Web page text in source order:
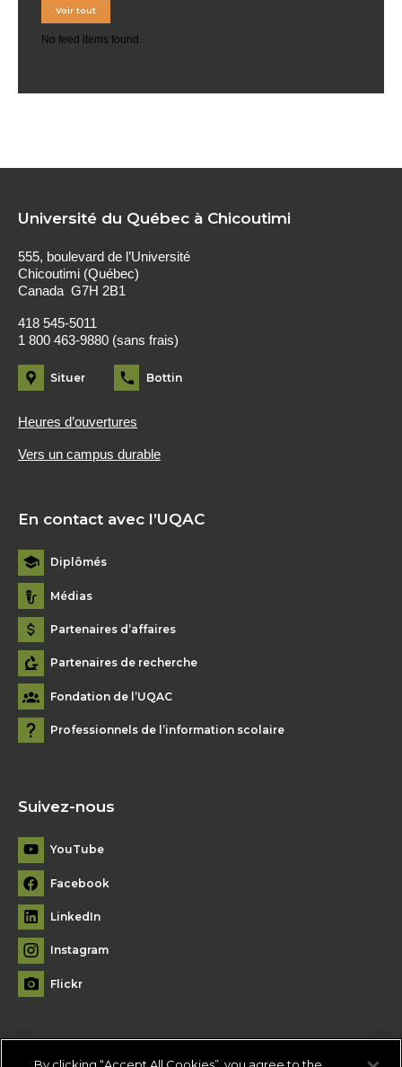
Voir tout
No feed items found.
Université du Québec à Chicoutimi
555, boulevard de l’Université
Chicoutimi (Québec)
Canada G7H 2B1
418 545-5011
1 800 463-9880 (sans frais)
Situer Bottin
Heures d’ouvertures
Vers un campus durable
En contact avec l’UQAC
Diplômés
Médias
Partenaires d’affaires
Partenaires de recherche
Fondation de l’UQAC
Professionnels de l’information scolaire
Suivez-nous
YouTube
Facebook
LinkedIn
Instagram
Flickr